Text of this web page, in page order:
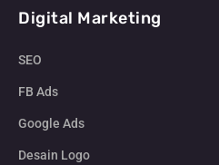
Digital Marketing
SEO
FB Ads
Google Ads
Desain Logo